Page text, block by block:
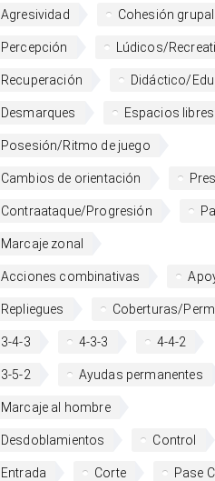
Agresividad Cohesión grupal
Percepción Lúdicos/
Recuperación Didáctico/
Desmarques Espacios libres
Posesión/Ritmo de juego
Cambios de orientación
Contraataque/Progresión
Marcaje zonal
Acciones combinativas
Repliegues Coberturas/
3-4-3 4-3-3 4-4-2
3-5-2 Ayudas permanentes
Marcaje al hombre
Desdoblamientos Control
Entrada Corte Pase